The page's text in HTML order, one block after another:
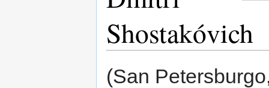
Shostakóvich
(San